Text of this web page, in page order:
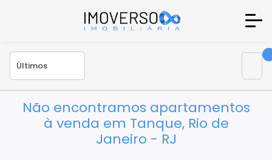
Não encontramos apartamentos
à venda em Tanque, Rio de
Janeiro - RJ